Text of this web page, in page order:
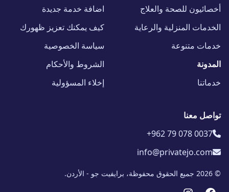
أخصائيون للصحة والعلاج
الخدمات المنزلية والرعاية
خدمات متنوعة
المدونة
خدماتنا
اضافة خدمة جديدة
كيف يمكنك تعزيز ظهورك
سياسة الخصوصية
الشروط والأحكام
إخلاء المسؤولية
تواصل معنا
+962 79 078 0037
info@privatejo.com
© 2026 جميع الحقوق محفوظة، برايفيت جو - الأردن.